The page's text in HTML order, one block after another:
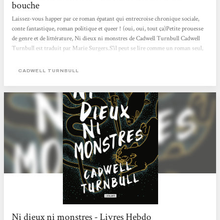
bouche
Laissez-vous happer par ce roman épatant qui entrecroise chronique sociale,
conte fantastique, roman politique et queer ! (oui, oui, tout ça)Petite prouesse
de genre et de littérature, Ni dieux ni monstres de Cadwell Turnbull Cadwell
Turnbull est traduit par Marie Surgers.S'il peut se lire comme un roman seul,
CADWELL TURNBULL
Ni dieux ni monstres - Livres Hebdo